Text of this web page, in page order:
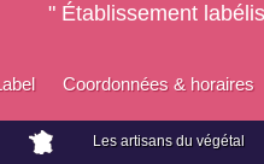
" Établissement
Coordonnées & horaires
Les artisans du végétal